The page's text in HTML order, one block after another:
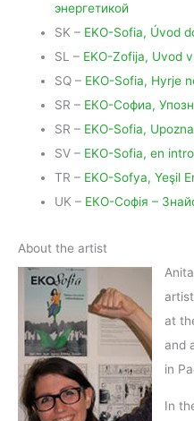
энергетикой
SK – EKO-Sofia, Úvod
SL – EKO-Zofija, Uvod
SQ – EKO-Sofia, Hyrje
SR – ЕКО-Софиа,
SR – EKO-Sofia,
SV – EKO-Sofia, en
TR – EKO-Sofya, Yeşil
UK – ЕКО-Софія –
About the artist
at
and
in
In